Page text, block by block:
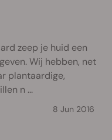
zeep je huid een
Wij hebben, net
plantaardige,
n ...
8 Jun 2016